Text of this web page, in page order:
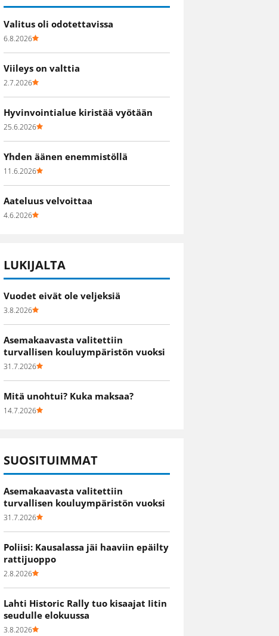
Valitus oli odotettavissa
6.8.2026
Viileys on valttia
2.7.2026
Hyvinvointialue kiristää vyötään
25.6.2026
Yhden äänen enemmistöllä
11.6.2026
Aateluus velvoittaa
4.6.2026
LUKIJALTA
Vuodet eivät ole veljeksiä
3.8.2026
Asemakaavasta valitettiin
turvallisen kouluympäristön vuoksi
31.7.2026
Mitä unohtui? Kuka maksaa?
14.7.2026
SUOSITUIMMAT
Asemakaavasta valitettiin
turvallisen kouluympäristön vuoksi
31.7.2026
Poliisi: Kausalassa jäi haaviin epäilty
rattijuoppo
2.8.2026
Lahti Historic Rally tuo kisaajat Iitin
seudulle elokuussa
3.8.2026